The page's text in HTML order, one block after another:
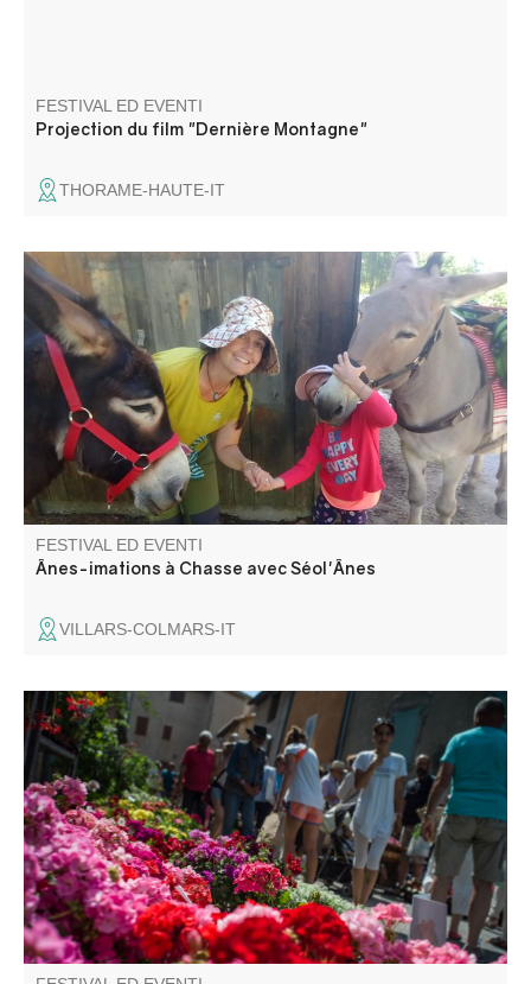
FESTIVAL ED EVENTI
Projection du film "Dernière Montagne"
THORAME-HAUTE-IT
Venez rencontrer les ânes d'Émilie, son métier d'ânière et
l'amour qu'elle porte à ses amis aux longues oreilles.
Rencontre du troupeau, pansage, balade avec les ânes ,
contes et poèmes sur cet animal attachant !
FESTIVAL ED EVENTI
Ânes-imations à Chasse avec Séol'Ânes
VILLARS-COLMARS-IT
L'associazione Fleur de Sel, che organizza l'evento,
moltiplica gli sforzi e l'inventiva, trasformando le strade del
villaggio in un vero e proprio vivaio di fiori a cielo aperto!